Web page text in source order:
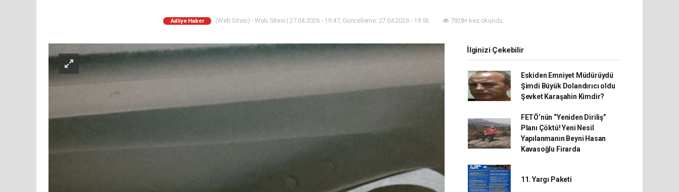
Adliye Haber (Web Sitesi) - Web Sitesi | 27.04.2026 - 19:47, Güncelleme: 27.04.2026 - 19:56 7928+ kez okundu.
İlginizi Çekebilir
Eskiden Emniyet Müdürüydü
Şimdi Büyük Dolandırıcı oldu
Şevket Karaşahin Kimdir?
FETÖ’nün “Yeniden Diriliş”
Planı Çöktü! Yeni Nesil
Yapılanmanın Beyni Hasan
Kavasoğlu Firarda
11. Yargı Paketi